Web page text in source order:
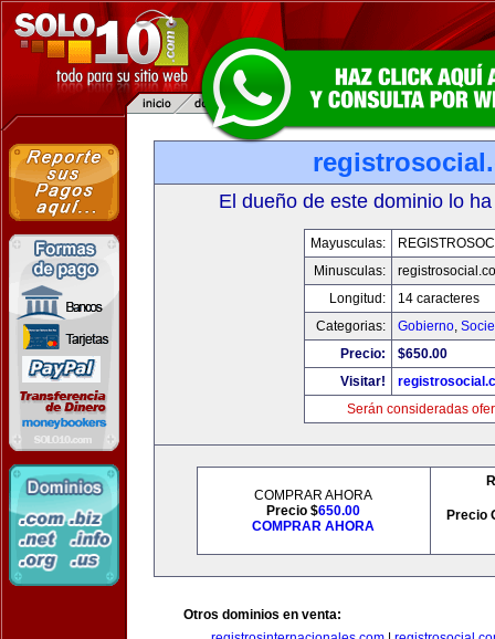
El dueño de este dominio lo
Mayusculas:
Minusculas:
Longitud:
14 caracteres
Categorias:
Gobierno,
Precio:
$650.00
Visitar!
Serán consideradas
COMPRAR AHORA
Precio $650.00
COMPRAR AHORA
Precio
Otros dominios en venta: